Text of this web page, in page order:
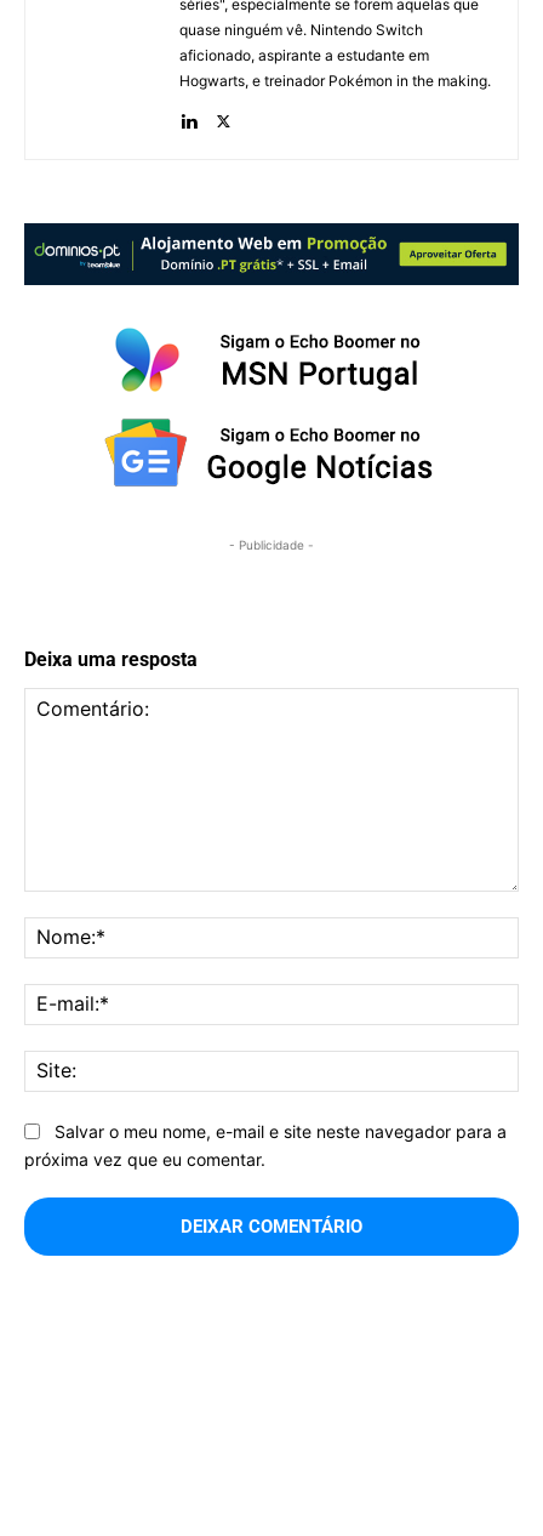
séries", especialmente se forem aquelas que
quase ninguém vê. Nintendo Switch
aficionado, aspirante a estudante em
Hogwarts, e treinador Pokémon in the making.
- Publicidade -
Deixa uma resposta
Salvar o meu nome, e-mail e site neste navegador para a
próxima vez que eu comentar.